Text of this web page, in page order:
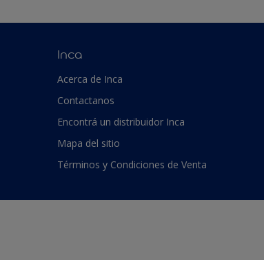
Inca
Acerca de Inca
Contactanos
Encontrá un distribuidor Inca
Mapa del sitio
Términos y Condiciones de Venta